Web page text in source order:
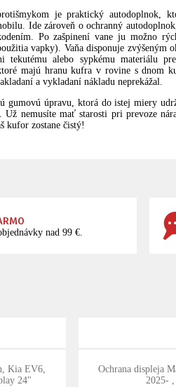
je praktický autodoplnok,
Ide zároveň o ochranný
Po zašpinení vane ju možno
vapky). Vaňa disponuje zvýšeným
alebo sypkému materiálu
majú hranu kufra v rovine s dnom
a vykladaní nákladu neprekážal.
gumovú úpravu, ktorá do istej miery
Už nemusíte mať starosti pri prevoze
kufor zostane čistý!
nad 99 €.
Kia EV6,
24"
Ochrana displeja
2025-